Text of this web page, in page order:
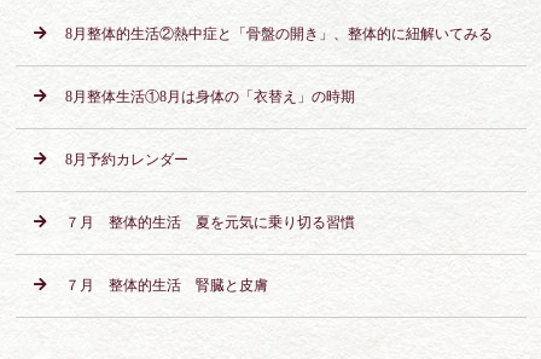
8月整体的生活②熱中症と「骨盤の開き」、整体的に紐解いてみる
8月整体生活①8月は身体の「衣替え」の時期
8月予約カレンダー
７月 整体的生活 夏を元気に乗り切る習慣
７月 整体的生活 腎臓と皮膚